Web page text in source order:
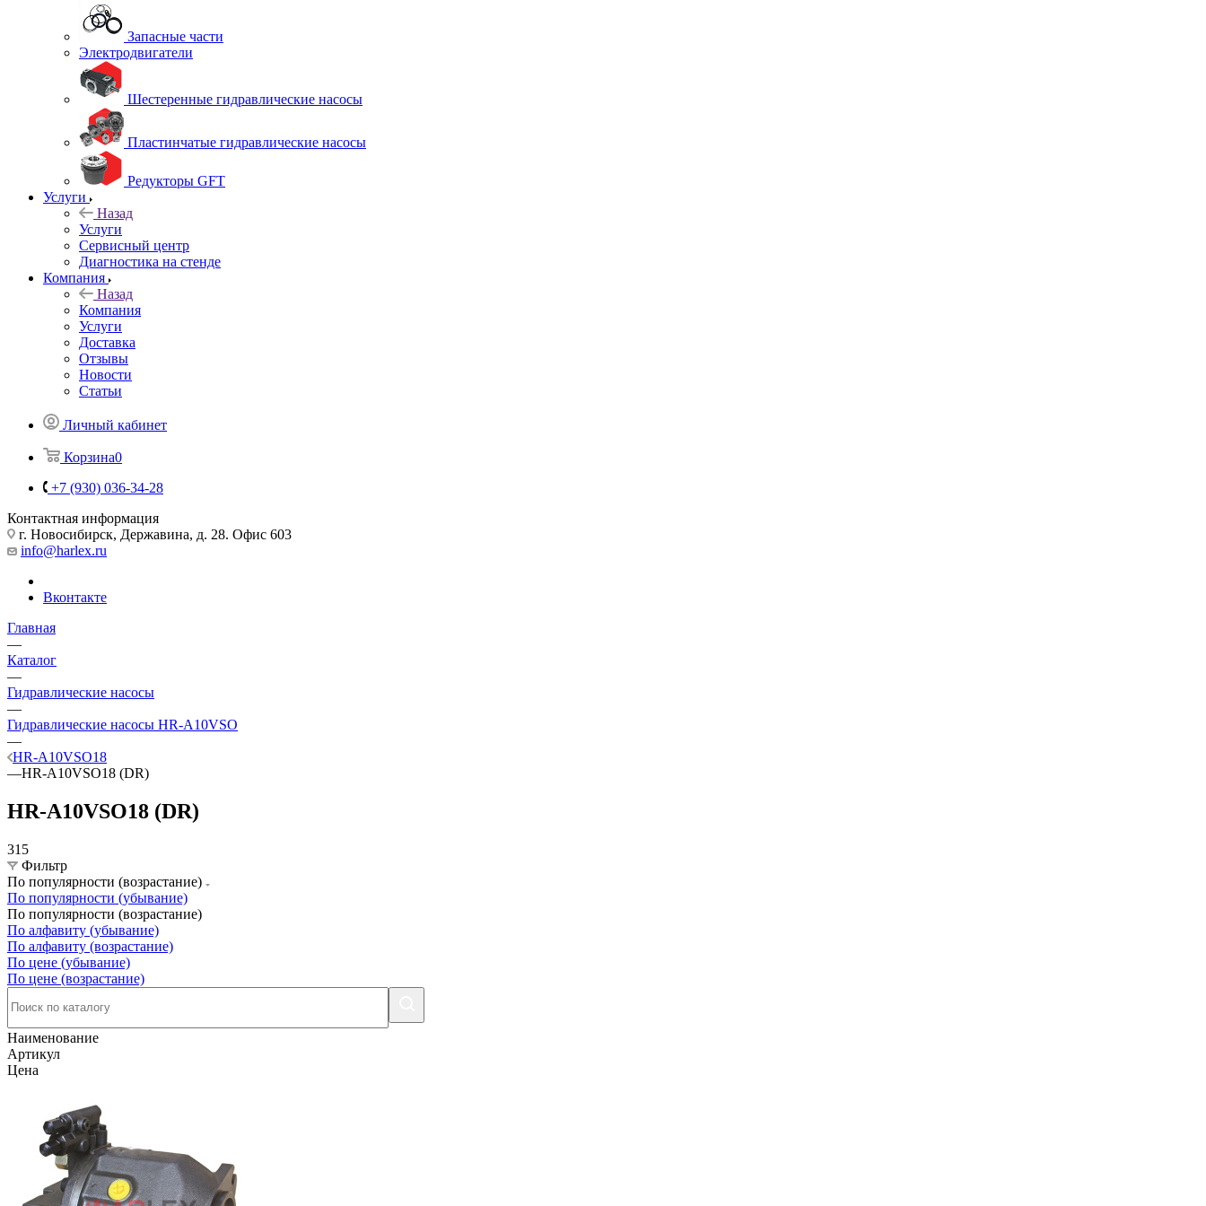
Запасные части
Электродвигатели
Шестеренные гидравлические насосы
Пластинчатые гидравлические насосы
Редукторы GFT
Услуги
Назад
Услуги
Сервисный центр
Диагностика на стенде
Компания
Назад
Компания
Услуги
Доставка
Отзывы
Новости
Статьи
Личный кабинет
Корзина0
+7 (930) 036-34-28
Контактная информация
г. Новосибирск, Державина, д. 28. Офис 603
info@harlex.ru
Вконтакте
Главная
—
Каталог
—
Гидравлические насосы
—
Гидравлические насосы HR-A10VSO
—
HR-A10VSO18
—HR-A10VSO18 (DR)
HR-A10VSO18 (DR)
315
Фильтр
По популярности (возрастание)
По популярности (убывание)
По популярности (возрастание)
По алфавиту (убывание)
По алфавиту (возрастание)
По цене (убывание)
По цене (возрастание)
Наименование
Артикул
Цена